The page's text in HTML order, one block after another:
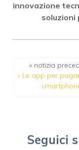
innovazione
soluzioni
« notizia
« Le app per
Seguici